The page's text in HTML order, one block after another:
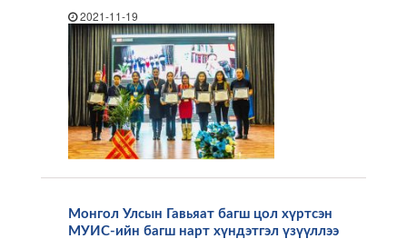
2021-11-19
Монгол Улсын Гавьяат багш цол хүртсэн
МУИС-ийн багш нарт хүндэтгэл үзүүллээ